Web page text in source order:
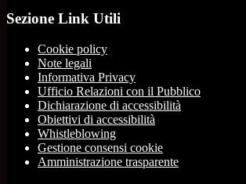
Sezione Link Utili
Cookie policy
Note legali
Informativa Privacy
Ufficio Relazioni con il Pubblico
Dichiarazione di accessibilità
Obiettivi di accessibilità
Whistleblowing
Gestione consensi cookie
Amministrazione trasparente